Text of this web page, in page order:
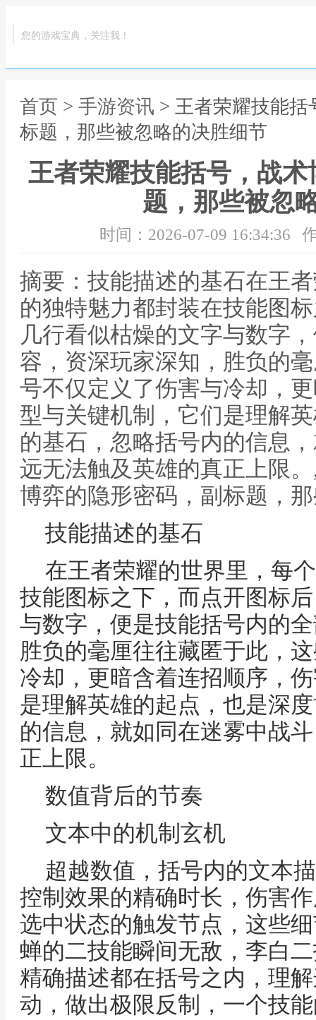
您的游戏宝典，关注我！
首页 > 手游资讯 > 王者荣耀技能
标题，那些被忽略的决胜细节
王者荣耀技能括号，战
题，那些被忽
时间：2026-07-09 16:34:36
摘要：技能描述的基石在王
的独特魅力都封装在技能图
几行看似枯燥的文字与数字
容，资深玩家深知，胜负的
号不仅定义了伤害与冷却，
型与关键机制，它们是理解
的基石，忽略括号内的信息
远无法触及英雄的真正上限
博弈的隐形密码，副标题，
技能描述的基石
在王者荣耀的世界里，每
技能图标之下，而点开图标
与数字，便是技能括号内的
胜负的毫厘往往藏匿于此，
冷却，更暗含着连招顺序，
是理解英雄的起点，也是深
的信息，就如同在迷雾中战
正上限。
数值背后的节奏
文本中的机制玄机
超越数值，括号内的文本
控制效果的精确时长，伤害
选中状态的触发节点，这些
蝉的二技能瞬间无敌，李白
精确描述都在括号之内，理
动，做出极限反制，一个技